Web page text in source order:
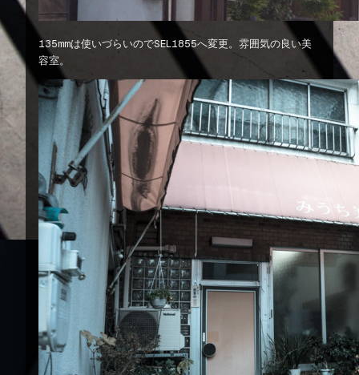
135mmは使いづらいのでSEL1855へ変更。雰囲気の良い美
容室。